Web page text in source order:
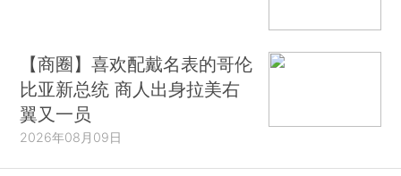
【商圈】喜欢配戴名表的哥伦
比亚新总统 商人出身拉美右
翼又一员
2026年08月09日